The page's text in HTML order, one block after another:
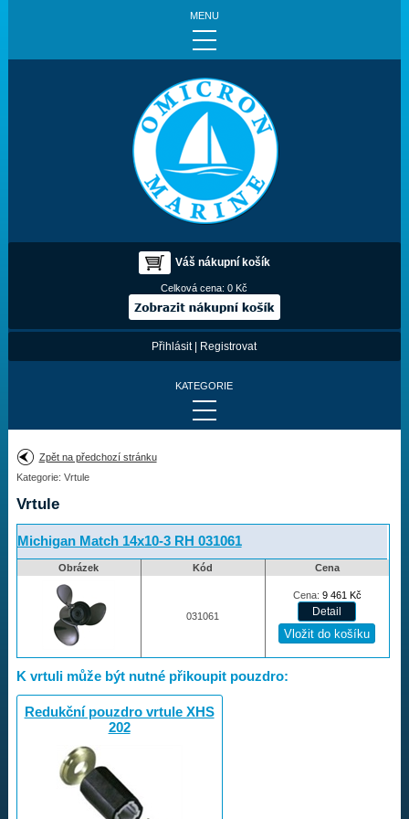
MENU
Váš nákupní košík
Celková cena:0 Kč
Přihlásit| Registrovat
KATEGORIE
Provedení:
Výrobce:
Drážky na hřídeli:
Najít vrtuli
Apollo
Michigan Match
Zpět na předchozí stránku
Kategorie: Vrtule
Vrtule
Michigan Match 14x10-3 RH 031061
Obrázek Kód Cena
031061
Cena: 9 461 Kč
K vrtuli může být nutné přikoupit pouzdro:
Redukční pouzdro vrtule XHS
202